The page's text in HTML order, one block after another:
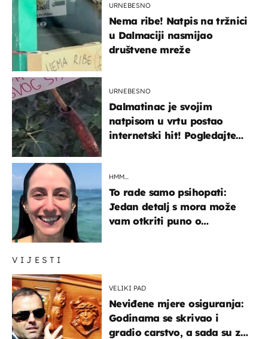
VIJESTI
VELIKI PAD
Neviđene mjere osiguranja:
Godinama se skrivao i
gradio carstvo, a sada su za
URNEBESNO
Nema ribe! Natpis na tržnici
u Dalmaciji nasmijao
društvene mreže
URNEBESNO
Dalmatinac je svojim
natpisom u vrtu postao
internetski hit! Pogledajte
HMM…
To rade samo psihopati:
Jedan detalj s mora može
vam otkriti puno o